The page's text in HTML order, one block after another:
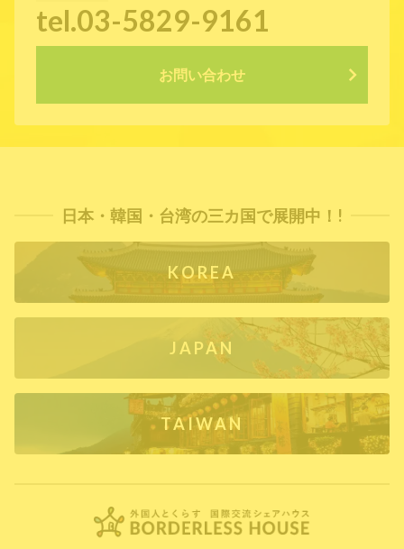
tel.03-5829-9161
お問い合わせ
日本・韓国・台湾の三カ国で展開中！!
KOREA
JAPAN
TAIWAN